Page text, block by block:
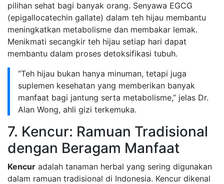
pilihan sehat bagi banyak orang. Senyawa EGCG
(epigallocatechin gallate) dalam teh hijau membantu
meningkatkan metabolisme dan membakar lemak.
Menikmati secangkir teh hijau setiap hari dapat
membantu dalam proses detoksifikasi tubuh.
“Teh hijau bukan hanya minuman, tetapi juga
suplemen kesehatan yang memberikan banyak
manfaat bagi jantung serta metabolisme,” jelas Dr.
Alan Wong, ahli gizi terkemuka.
7. Kencur: Ramuan Tradisional
dengan Beragam Manfaat
Kencur adalah tanaman herbal yang sering digunakan
dalam ramuan tradisional di Indonesia. Kencur dikenal